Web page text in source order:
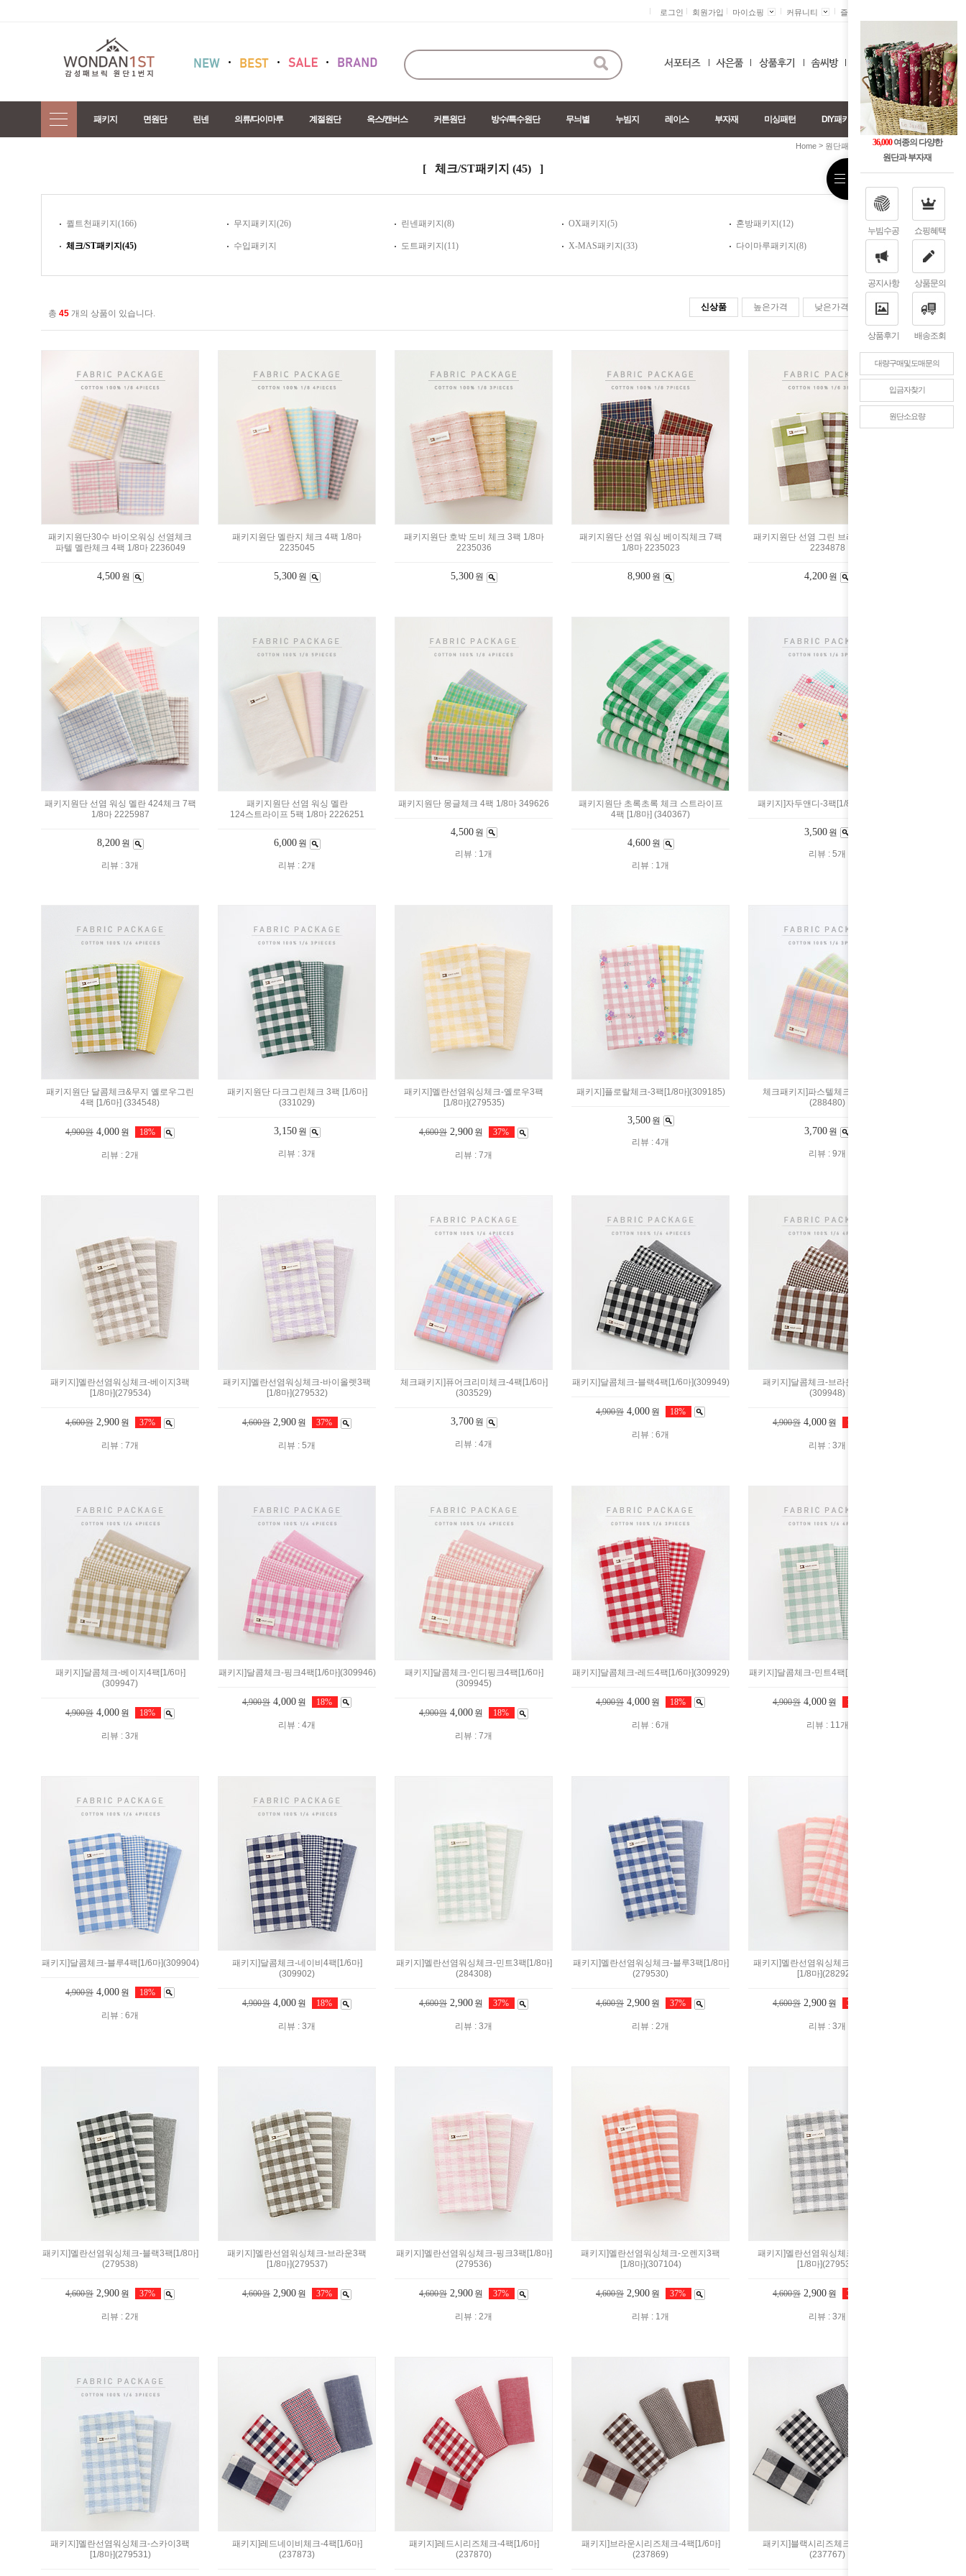
36,000여종의 다양한
원단과 부자재
누빔수공 쇼핑혜택
공지사항 상품문의
상품후기 배송조회
대량구매및도매문의
입금자찾기
원단소요량
로그인 회원가입 마이쇼핑 커뮤니티 즐겨찾기 +
0
패키지 면원단 린넨 의류/다이마루 계절원단 옥스/캔버스 커튼원단 방수/특수원단 무늬별 누빔지 레이스 부자재 미싱패턴 DIY패키지
Home > 원단패키지 >체크/ST패키지
[ 체크/ST패키지 (45) ]
퀼트천패키지(166) 무지패키지(26) 린넨패키지(8) OX패키지(5) 혼방패키지(12)
체크/ST패키지(45) 수입패키지 도트패키지(11) X-MAS패키지(33) 다이마루패키지(8)
총 45 개의 상품이 있습니다.
신상품 높은가격 낮은가격 판매순위
패키지원단30수 바이오워싱 선염체크
파텔 멜란체크 4팩 1/8마 2236049
4,500 원
패키지원단 멜란지 체크 4팩 1/8마
2235045
5,300 원
패키지원단 호박 도비 체크 3팩 1/8마
2235036
5,300 원
패키지원단 선염 워싱 베이직체크 7팩
1/8마 2235023
8,900 원
패키지원단 선염 그린 브라운 4팩 1/6마
2234878
4,200 원
패키지원단 선염 워싱 멜란 424체크 7팩
1/8마 2225987
8,200 원
리뷰 : 3개
패키지원단 선염 워싱 멜란
124스트라이프 5팩 1/8마 2226251
6,000 원
리뷰 : 2개
패키지원단 몽글체크 4팩 1/8마 349626
4,500 원
리뷰 : 1개
패키지원단 초록초록 체크 스트라이프
4팩 [1/8마] (340367)
4,600 원
리뷰 : 1개
패키지]자두앤디-3팩[1/8마](312361)
3,500 원
리뷰 : 5개
패키지원단 달콤체크&무지 옐로우그린
4팩 [1/6마] (334548)
4,900원 4,000 원 18%
리뷰 : 2개
패키지원단 다크그린체크 3팩 [1/6마]
(331029)
3,150 원
리뷰 : 3개
패키지]멜란선염워싱체크-옐로우3팩
[1/8마](279535)
4,600원 2,900 원 37%
리뷰 : 7개
패키지]플로랄체크-3팩[1/8마](309185)
3,500 원
리뷰 : 4개
체크패키지]파스텔체크-3팩[1/6마]
(288480)
3,700 원
리뷰 : 9개
패키지]멜란선염워싱체크-베이지3팩
[1/8마](279534)
4,600원 2,900 원 37%
리뷰 : 7개
패키지]멜란선염워싱체크-바이올렛3팩
[1/8마](279532)
4,600원 2,900 원 37%
리뷰 : 5개
체크패키지]퓨어크리미체크-4팩[1/6마]
(303529)
3,700 원
리뷰 : 4개
패키지]달콤체크-블랙4팩[1/6마](309949)
4,900원 4,000 원 18%
리뷰 : 6개
패키지]달콤체크-브라운4팩[1/6마]
(309948)
4,900원 4,000 원 18%
리뷰 : 3개
패키지]달콤체크-베이지4팩[1/6마]
(309947)
4,900원 4,000 원 18%
리뷰 : 3개
패키지]달콤체크-핑크4팩[1/6마](309946)
4,900원 4,000 원 18%
리뷰 : 4개
패키지]달콤체크-인디핑크4팩[1/6마]
(309945)
4,900원 4,000 원 18%
리뷰 : 7개
패키지]달콤체크-레드4팩[1/6마](309929)
4,900원 4,000 원 18%
리뷰 : 6개
패키지]달콤체크-민트4팩[1/6마](309905)
4,900원 4,000 원 18%
리뷰 : 11개
패키지]달콤체크-블루4팩[1/6마](309904)
4,900원 4,000 원 18%
리뷰 : 6개
패키지]달콤체크-네이비4팩[1/6마]
(309902)
4,900원 4,000 원 18%
리뷰 : 3개
패키지]멜란선염워싱체크-민트3팩[1/8마]
(284308)
4,600원 2,900 원 37%
리뷰 : 3개
패키지]멜란선염워싱체크-블루3팩[1/8마]
(279530)
4,600원 2,900 원 37%
리뷰 : 2개
패키지]멜란선염워싱체크-피치핑크3팩
[1/8마](282924)
4,600원 2,900 원 37%
리뷰 : 3개
패키지]멜란선염워싱체크-블랙3팩[1/8마]
(279538)
4,600원 2,900 원 37%
리뷰 : 2개
패키지]멜란선염워싱체크-브라운3팩
[1/8마](279537)
4,600원 2,900 원 37%
패키지]멜란선염워싱체크-핑크3팩[1/8마]
(279536)
4,600원 2,900 원 37%
리뷰 : 2개
패키지]멜란선염워싱체크-오렌지3팩
[1/8마](307104)
4,600원 2,900 원 37%
리뷰 : 1개
패키지]멜란선염워싱체크-그레이3팩
[1/8마](279533)
4,600원 2,900 원 37%
리뷰 : 3개
패키지]멜란선염워싱체크-스카이3팩
[1/8마](279531)
패키지]레드네이비체크-4팩[1/6마]
(237873)
패키지]레드시리즈체크-4팩[1/6마]
(237870)
패키지]브라운시리즈체크-4팩[1/6마]
(237869)
패키지]블랙시리즈체크-4팩[1/6마]
(237767)